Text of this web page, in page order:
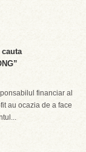
financiar al
au ocazia de a face